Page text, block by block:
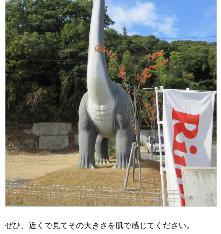
ぜひ、近くで見てその大きさを肌で感じてください。